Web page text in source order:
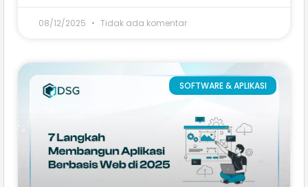
08/12/2025 Tidak ada komentar
SOFTWARE & APLIKASI